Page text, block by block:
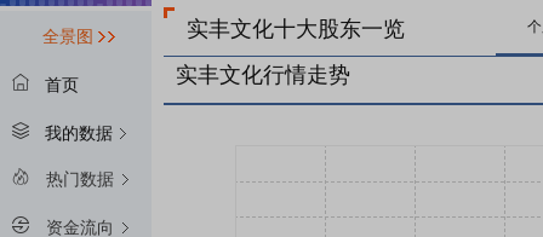
全景图
首页
我的数据
热门数据
资金流向
实丰文化十大股东一览
实丰文化行情走势